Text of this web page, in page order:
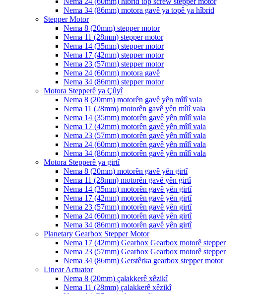
Nema 34 (86mm) motora gavê ya topê ya hîbrid
Stepper Motor
Nema 8 (20mm) stepper motor
Nema 11 (28mm) stepper motor
Nema 14 (35mm) stepper motor
Nema 17 (42mm) stepper motor
Nema 23 (57mm) stepper motor
Nema 24 (60mm) motora gavê
Nema 34 (86mm) stepper motor
Motora Stepperê ya Çûyî
Nema 8 (20mm) motorên gavê yên mîlî vala
Nema 11 (28mm) motorên gavê yên mîlî vala
Nema 14 (35mm) motorên gavê yên mîlî vala
Nema 17 (42mm) motorên gavê yên mîlî vala
Nema 23 (57mm) motorên gavê yên mîlî vala
Nema 24 (60mm) motorên gavê yên mîlî vala
Nema 34 (86mm) motorên gavê yên mîlî vala
Motora Stepperê ya girtî
Nema 8 (20mm) motorên gavê yên girtî
Nema 11 (28mm) motorên gavê yên girtî
Nema 14 (35mm) motorên gavê yên girtî
Nema 17 (42mm) motorên gavê yên girtî
Nema 23 (57mm) motorên gavê yên girtî
Nema 24 (60mm) motorên gavê yên girtî
Nema 34 (86mm) motorên gavê yên girtî
Planetary Gearbox Stepper Motor
Nema 17 (42mm) Gearbox Gearbox motorê stepper
Nema 23 (57mm) Gearbox Gearbox motorê stepper
Nema 34 (86mm) Gerstêrka gearbox stepper motor
Linear Actuator
Nema 8 (20mm) çalakkerê xêzikî
Nema 11 (28mm) çalakkerê xêzikî